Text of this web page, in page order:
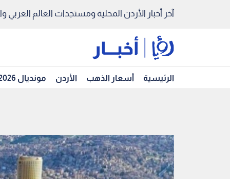
آخر أخبار الأردن المحلية ومستجدات العالم العربي
الرئيسية أسعار الذهب الأردن مونديال 2026